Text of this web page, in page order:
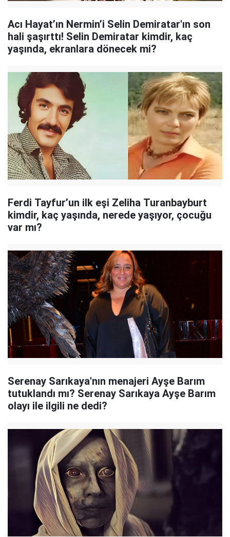
Acı Hayat’ın Nermin’i Selin Demiratar'ın son
hali şaşırttı! Selin Demiratar kimdir, kaç
yaşında, ekranlara dönecek mi?
Ferdi Tayfur’un ilk eşi Zeliha Turanbayburt
kimdir, kaç yaşında, nerede yaşıyor, çocuğu
var mı?
Serenay Sarıkaya'nın menajeri Ayşe Barım
tutuklandı mı? Serenay Sarıkaya Ayşe Barım
olayı ile ilgili ne dedi?